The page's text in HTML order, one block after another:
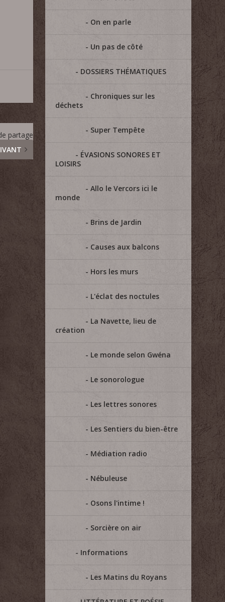
partage
On en parle
Un pas de côté
DOSSIERS THÉMATIQUES
Chroniques sur les
déchets
Super Tempête
ÉVASIONS SONORES ET
LOISIRS
Allo le Vercors ici le
monde
Brins de Jardin
Causes aux balcons
Hors les murs
L'éclat des noctules
La Navette, lieu de
création
Le monde selon Gwéna
Le sonorologue
Les lettres sonores
Les Sentiers du bien-être
Médiation radio
Nébuleuse
Osons l'intime !
Sorcière on air
Informations
Les Matins du Royans